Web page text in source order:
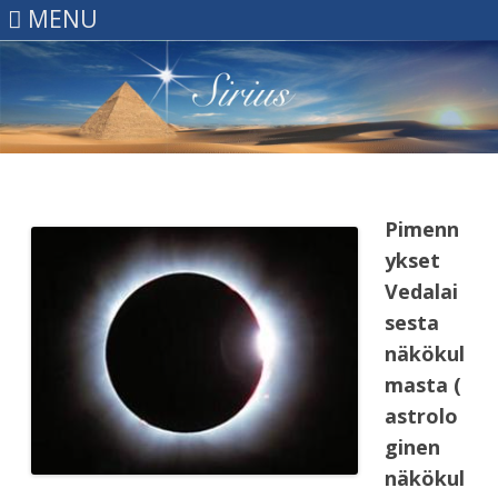
MENU
Pimenn
ykset
Vedalai
sesta
näkökul
masta (
astrolo
ginen
näkökul